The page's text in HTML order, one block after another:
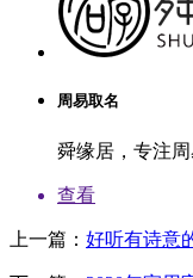
周易取名
舜缘居，专注
查看
上一篇： 好听有诗意